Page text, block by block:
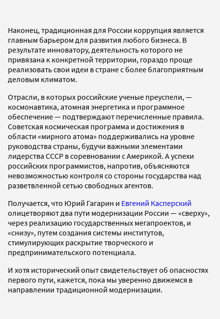
Наконец, традиционная для России коррупция является
главным барьером для развития любого бизнеса. В
результате инноватору, деятельность которого не
привязана к конкретной территории, гораздо проще
реализовать свои идеи в стране с более благоприятным
деловым климатом.
Отрасли, в которых российские ученые преуспели, —
космонавтика, атомная энергетика и программное
обеспечение — подтверждают перечисленные правила.
Советская космическая программа и достижения в
области «мирного атома» поддерживались на уровне
руководства страны, будучи важными элементами
лидерства СССР в соревновании с Америкой. А успехи
российских программистов, напротив, объясняются
невозможностью контроля со стороны государства над
разветвленной сетью свободных агентов.
Получается, что Юрий Гагарин и Евгений Касперский
олицетворяют два пути модернизации России — «сверху»,
через реализацию государственных мегапроектов, и
«снизу», путем создания системы институтов,
стимулирующих раскрытие творческого и
предпринимательского потенциала.
И хотя исторический опыт свидетельствует об опасностях
первого пути, кажется, пока мы уверенно движемся в
направлении традиционной модернизации.